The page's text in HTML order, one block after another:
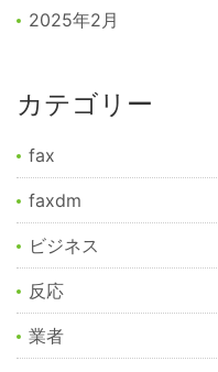
2025年2月
カテゴリー
fax
faxdm
ビジネス
反応
業者